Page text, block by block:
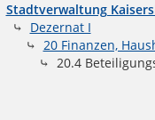
Stadtverwaltung
Dezernat I
20 Finanzen,
20.4